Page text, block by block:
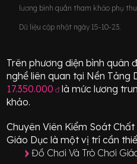
lương bình quân tham khảo phụ
Dữ liệu cập nhật ngày 15-10-23.
Trên phương diện bình quân
nghề liên quan tại Nền Tảng
17.350.000 đlà mức lương
khảo.
Chuyên Viên Kiểm Soát
Giáo Dục là một vị trícần
Đồ Chơi Và Trò Chơi